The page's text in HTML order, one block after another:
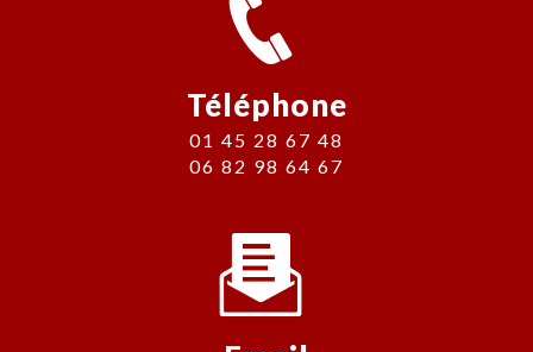
Téléphone
01 45 28 67 48
06 82 98 64 67